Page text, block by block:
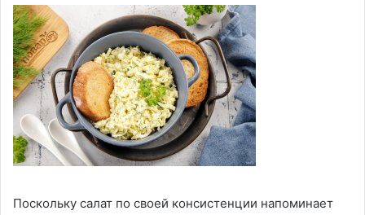
Поскольку салат по своей консистенции напоминает